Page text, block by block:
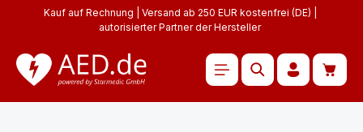
Zum Hauptinhalt springen
Kauf auf Rechnung | Versand ab 250 EUR kostenfrei (DE) |
autorisierter Partner der Hersteller